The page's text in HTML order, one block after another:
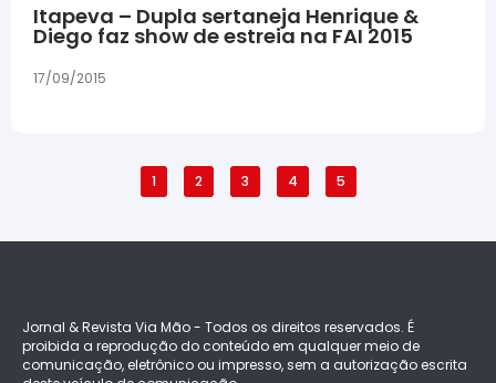
Itapeva – Dupla sertaneja Henrique &
Diego faz show de estreia na FAI 2015
17/09/2015
1 2 3 4 5
Jornal & Revista Via Mão - Todos os direitos reservados. É
proibida a reprodução do conteúdo em qualquer meio de
comunicação, eletrônico ou impresso, sem a autorização escrita